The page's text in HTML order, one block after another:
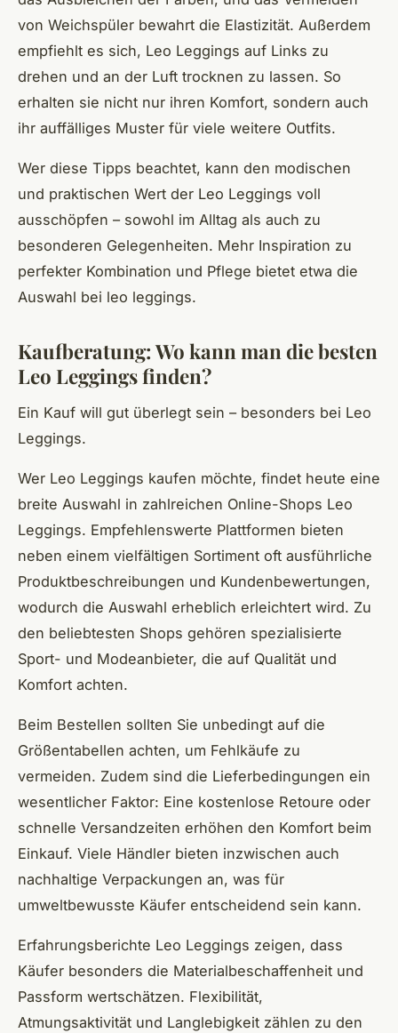
von Weichspüler bewahrt die Elastizität. Außerdem
empfiehlt es sich, Leo Leggings auf Links zu
drehen und an der Luft trocknen zu lassen. So
erhalten sie nicht nur ihren Komfort, sondern auch
ihr auffälliges Muster für viele weitere Outfits.
Wer diese Tipps beachtet, kann den modischen
und praktischen Wert der Leo Leggings voll
ausschöpfen – sowohl im Alltag als auch zu
besonderen Gelegenheiten. Mehr Inspiration zu
perfekter Kombination und Pflege bietet etwa die
Auswahl bei leo leggings.
Kaufberatung: Wo kann man die besten
Leo Leggings finden?
Ein Kauf will gut überlegt sein – besonders bei Leo
Leggings.
Wer Leo Leggings kaufen möchte, findet heute eine
breite Auswahl in zahlreichen Online-Shops Leo
Leggings. Empfehlenswerte Plattformen bieten
neben einem vielfältigen Sortiment oft ausführliche
Produktbeschreibungen und Kundenbewertungen,
wodurch die Auswahl erheblich erleichtert wird. Zu
den beliebtesten Shops gehören spezialisierte
Sport- und Modeanbieter, die auf Qualität und
Komfort achten.
Beim Bestellen sollten Sie unbedingt auf die
Größentabellen achten, um Fehlkäufe zu
vermeiden. Zudem sind die Lieferbedingungen ein
wesentlicher Faktor: Eine kostenlose Retoure oder
schnelle Versandzeiten erhöhen den Komfort beim
Einkauf. Viele Händler bieten inzwischen auch
nachhaltige Verpackungen an, was für
umweltbewusste Käufer entscheidend sein kann.
Erfahrungsberichte Leo Leggings zeigen, dass
Käufer besonders die Materialbeschaffenheit und
Passform wertschätzen. Flexibilität,
Atmungsaktivität und Langlebigkeit zählen zu den